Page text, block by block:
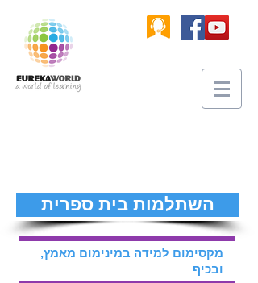
השתלמות בית ספרית
מקסימום למידה במינימום מאמץ,
ובכיף